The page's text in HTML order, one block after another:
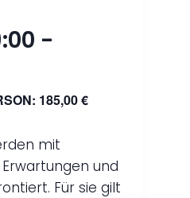
-
185,00 €
mit
und
Für sie gilt